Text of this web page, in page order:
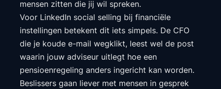
mensen zitten die jij wil spreken.
Voor LinkedIn social selling bij financiële
instellingen betekent dit iets simpels. De CFO
die je koude e-mail wegklikt, leest wel de post
waarin jouw adviseur uitlegt hoe een
pensioenregeling anders ingericht kan worden.
Beslissers gaan liever met mensen in gesprek